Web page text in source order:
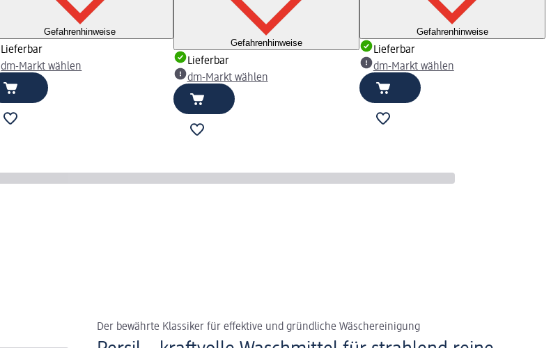
Gefahrenhinweise
Lieferbar
dm-Markt wählen
Gefahrenhinweise
Lieferbar
dm-Markt wählen
Gefahrenhinweise
Lieferbar
dm-Markt wählen
Der bewährte Klassiker für effektive und gründliche Wäschereinigung